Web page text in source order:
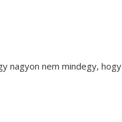
nagyon nem mindegy,